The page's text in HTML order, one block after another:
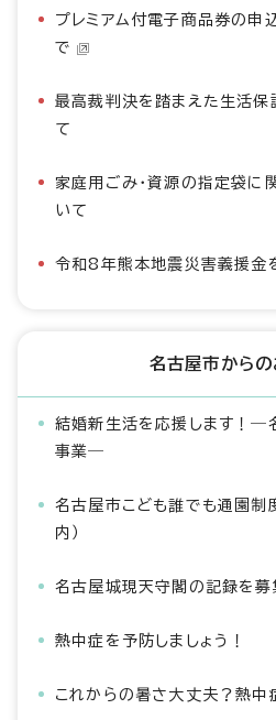
プレミアム付電子商品券の申
で
最高裁判決を踏まえた生活
て
家庭用ごみ・資源の指定袋に
いて
令和8年熊本地震災害義援金
名古屋市から
結婚新生活を応援します！―
事業―
名古屋市こども誰でも通園制
内）
名古屋城現天守閣の記録を募
熱中症を予防しましょう！
これからの暑さ大丈夫？熱中